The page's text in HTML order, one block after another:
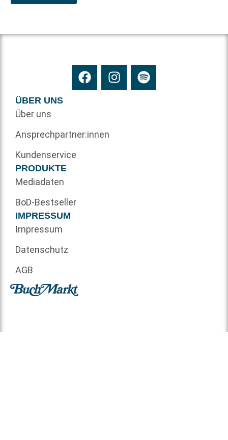
ÜBER UNS
Über uns
Ansprechpartner:innen
Kundenservice
PRODUKTE
Mediadaten
BoD-Bestseller
IMPRESSUM
Impressum
Datenschutz
AGB